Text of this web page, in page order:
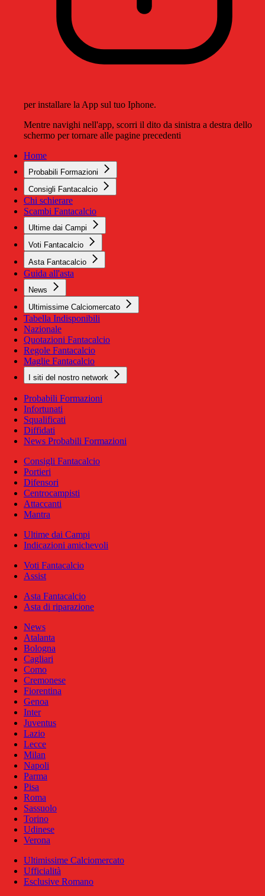
per installare la App sul tuo Iphone.
Mentre navighi nell'app, scorri il dito da sinistra a destra dello
schermo per tornare alle pagine precedenti
Home
Probabili Formazioni
Consigli Fantacalcio
Chi schierare
Scambi Fantacalcio
Ultime dai Campi
Voti Fantacalcio
Asta Fantacalcio
Guida all'asta
News
Ultimissime Calciomercato
Tabella Indisponibili
Nazionale
Quotazioni Fantacalcio
Regole Fantacalcio
Maglie Fantacalcio
I siti del nostro network
Probabili Formazioni
Infortunati
Squalificati
Diffidati
News Probabili Formazioni
Consigli Fantacalcio
Portieri
Difensori
Centrocampisti
Attaccanti
Mantra
Ultime dai Campi
Indicazioni amichevoli
Voti Fantacalcio
Assist
Asta Fantacalcio
Asta di riparazione
News
Atalanta
Bologna
Cagliari
Como
Cremonese
Fiorentina
Genoa
Inter
Juventus
Lazio
Lecce
Milan
Napoli
Parma
Pisa
Roma
Sassuolo
Torino
Udinese
Verona
Ultimissime Calciomercato
Ufficialità
Esclusive Romano